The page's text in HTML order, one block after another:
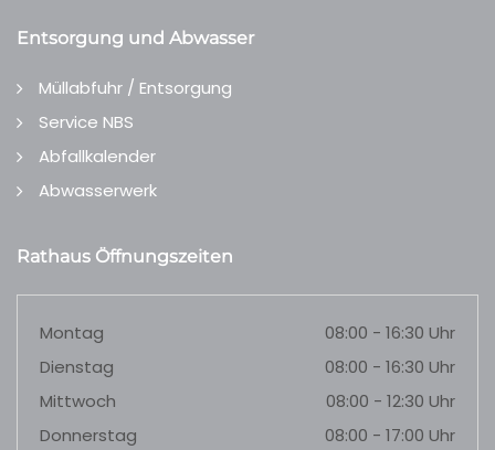
Entsorgung und Abwasser
Müllabfuhr / Entsorgung
Service NBS
Abfallkalender
Abwasserwerk
Rathaus Öffnungszeiten
Montag
08:00 - 16:30 Uhr
Dienstag
08:00 - 16:30 Uhr
Mittwoch
08:00 - 12:30 Uhr
Donnerstag
08:00 - 17:00 Uhr